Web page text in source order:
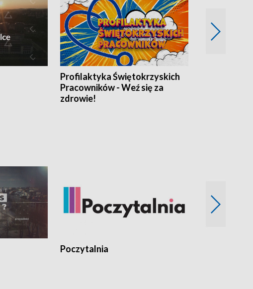
Profilaktyka Świętokrzyskich
Pracowników - Weź się za
zdrowie!
Poczytalnia